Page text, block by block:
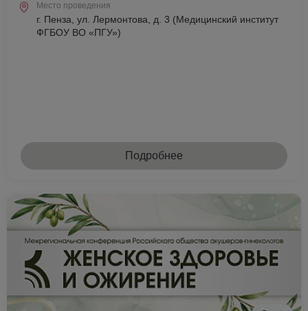
Место проведения
г. Пенза, ул. Лермонтова, д. 3 (Медицинский институт
ФГБОУ ВО «ПГУ»)
Подробнее